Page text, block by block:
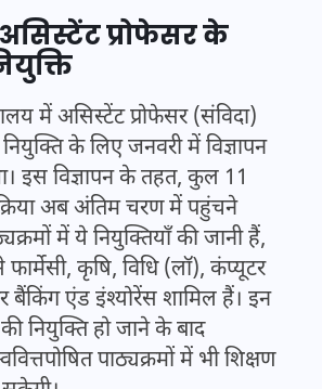
असिस्टेंट प्रोफेसर के
में असिस्टेंट प्रोफेसर (संविदा)
के लिए जनवरी में विज्ञापन
इस विज्ञापन के तहत, कुल 11
अब अंतिम चरण में पहुंचने
में ये नियुक्तियाँ की जानी हैं,
कृषि, विधि (लॉ), कंप्यूटर
बैंकिंग एंड इंश्योरेंस शामिल हैं। इन
नियुक्ति हो जाने के बाद
पाठ्यक्रमों में भी शिक्षण